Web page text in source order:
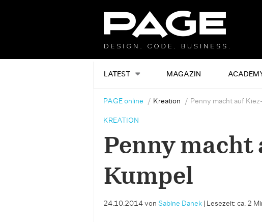
LATEST MAGAZIN
PAGE online Kreation Penny macht auf
KREATION
Penny macht
Kumpel
24.10.2014 von Sabine Danek| Lesezeit: ca. 2